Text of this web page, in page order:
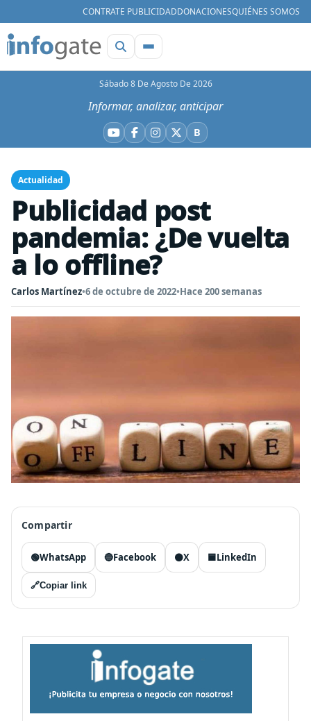
CONTRATE PUBLICIDADDONACIONESQUIÉNES SOMOS
Sábado 8 De Agosto De 2026
Informar, analizar, anticipar
YouTube
Facebook
Instagram
X BBluesky
Actualidad
Publicidad post
pandemia: ¿De vuelta
a lo offline?
Carlos Martínez•6 de octubre de 2022•Hace 200 semanas
Compartir
🟢WhatsApp 🔵Facebook ⚫X 🟦LinkedIn
🔗Copiar link